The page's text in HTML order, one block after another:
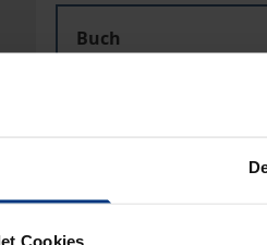
Cookies
Buch
In den Warenkorb
Hinweise zu Versandkosten